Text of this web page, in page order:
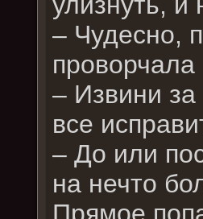
– Чудесно,
– Извини
все
– До или
на нечто
Прямое